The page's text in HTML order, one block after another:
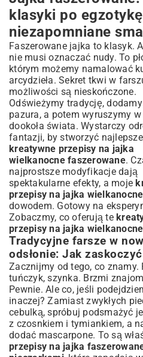
jeden kęs
Sekrety idealnych jajek:
kuchni
Gotowanie jajek na twardo:
pękającej skorupki?
Przechowywanie i
wcześniej: Oszczędność czasu
Inspiracje z całego świata:
jajka wielkanocne na
stole
Podsumowanie: Twoje
wielkanocne – symbol wiosny
klasyki po
niezapomniane
Faszerowane jajka to klasyk.
nie musi oznaczać nudy. To
którym możemy namalować
arcydzieła. Sekret tkwi w
możliwości są nieskończone.
Odświeżymy tradycję,
pazura, a potem wyruszymy
dookoła świata. Wystarczy
fantazji, by stworzyć najlepsze
kreatywne przepisy na jajka
wielkanocne faszerowane.
najprostsze modyfikacje dają
spektakularne efekty, a moje
przepisy na jajka wielkanocne
dowodem. Gotowy na
Zobaczmy, co oferują te
przepisy na jajka wielkanocne
Tradycyjne farsze w
odsłonie: Jak
Zacznijmy od tego, co znamy.
tuńczyk, szynka. Brzmi
Pewnie. Ale co, jeśli
inaczej? Zamiast zwykłych
cebulką, spróbuj podsmażyć
z czosnkiem i tymiankiem, a
dodać mascarpone. To są
przepisy na jajka